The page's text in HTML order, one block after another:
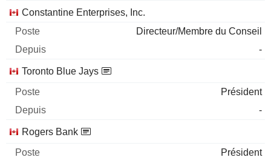
Constantine Enterprises, Inc.
Directeur/Membre du Conseil
-
Toronto Blue Jays
Président
-
Rogers Bank
Président